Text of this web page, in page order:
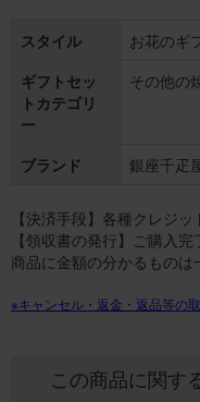
スタイル
お花のギ
ギフトセッ
トカテゴリ
ー
その他の
ブランド 銀座千疋
【決済手段】各種クレジ
【領収書の発行】ご購入
商品に金額の分かるものは
※キャンセル・返金・返品等の
この商品に関す